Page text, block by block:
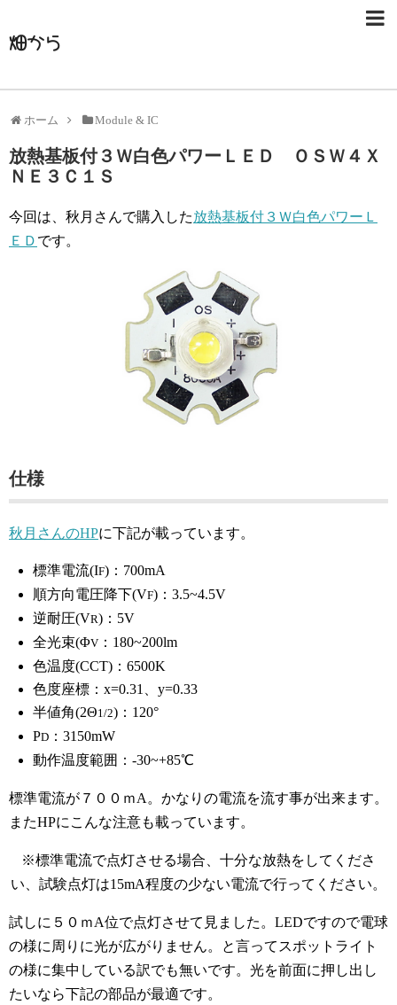
畑から
ホーム Module & IC
放熱基板付３Ｗ白色パワーＬＥＤ ＯＳＷ４Ｘ
ＮＥ３Ｃ１Ｓ
今回は、秋月さんで購入した放熱基板付３Ｗ白色パワーＬ
ＥＤ です。
仕様
秋月さんのHPに下記が載っています。
標準電流(IF)：700mA
順方向電圧降下(VF)：3.5~4.5V
逆耐圧(VR)：5V
全光束(ΦV ：180~200lm
色温度(CCT)：6500K
色度座標：x=0.31、y=0.33
半値角(2Θ1/2)：120°
PD ：3150mW
動作温度範囲：-30~+85℃
標準電流が７００ｍA。かなりの電流を流す事が出来ます。
またHPにこんな注意も載っています。
※標準電流で点灯させる場合、十分な放熱をしてくださ
い、試験点灯は15mA程度の少ない電流で行ってください。
試しに５０ｍA位で点灯させて見ました。LEDですので電球
の様に周りに光が広がりません。と言ってスポットライト
の様に集中している訳でも無いです。光を前面に押し出し
たいなら下記の部品が最適です。